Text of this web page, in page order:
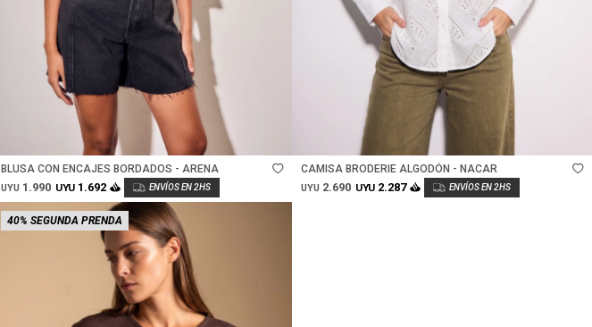
BLUSA CON ENCAJES BORDADOS - ARENA
UYU 1.990 UYU 1.692
CAMISA BRODERIE ALGODÓN - NACAR
UYU 2.690 UYU 2.287
40% SEGUNDA PRENDA